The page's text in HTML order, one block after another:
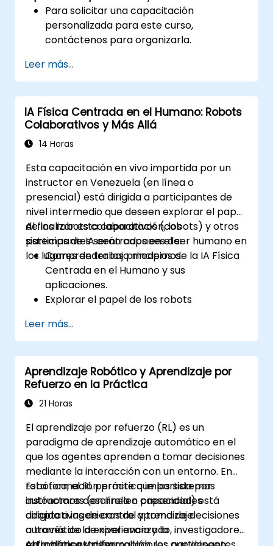
Para solicitar una capacitación
personalizada para este curso,
contáctenos para organizarla.
Leer más...
IA Física Centrada en el Humano: Robots
Colaborativos y Más Allá
14 Horas
Esta capacitación en vivo impartida por un
instructor en Venezuela (en línea o
presencial) está dirigida a participantes de
nivel intermedio que deseen explorar el papel
de los robots colaborativos (cobots) y otros
sistemas de IA centrados en el ser humano en
los lugares de trabajo modernos.
Al finalizar esta capacitación, los
participantes serán capaces de:
Comprender los principios de la IA Física
Centrada en el Humano y sus
aplicaciones.
Explorar el papel de los robots
productividad en el lugar de trabajo.
Identificar y abordar los desafíos en las
interacciones entre humanos y máquinas.
Diseñar flujos de trabajo que optimicen la
colaboración entre seres humanos y
sistemas impulsados por IA.
adaptabilidad en entornos laborales
integrados con IA.
Leer más...
Aprendizaje Robótico y Aprendizaje por
Refuerzo en la Práctica
21 Horas
El aprendizaje por refuerzo (RL) es un
paradigma de aprendizaje automático en el
que los agentes aprenden a tomar decisiones
mediante la interacción con un entorno. En
robótica, el RL permite que los sistemas
autónomos desarrollen capacidades
adaptativas de control y toma de decisiones
a través de la experiencia y la
Esta formación práctica impartida por
instructores (en línea o presencial) está
dirigida a ingenieros de aprendizaje
automático de nivel avanzado, investigadores